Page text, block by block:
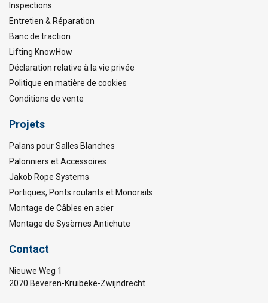
Inspections
Entretien & Réparation
Banc de traction
Lifting KnowHow
Déclaration relative à la vie privée
Politique en matière de cookies
Conditions de vente
Projets
Palans pour Salles Blanches
Palonniers et Accessoires
Jakob Rope Systems
Portiques, Ponts roulants et Monorails
Montage de Câbles en acier
Montage de Sysèmes Antichute
Contact
Nieuwe Weg 1
2070 Beveren-Kruibeke-Zwijndrecht